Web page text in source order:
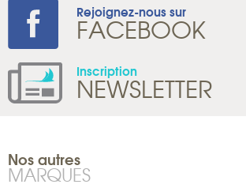
Rejoignez-nous sur
FACEBOOK
Inscription
NEWSLETTER
Nos autres
MARQUES